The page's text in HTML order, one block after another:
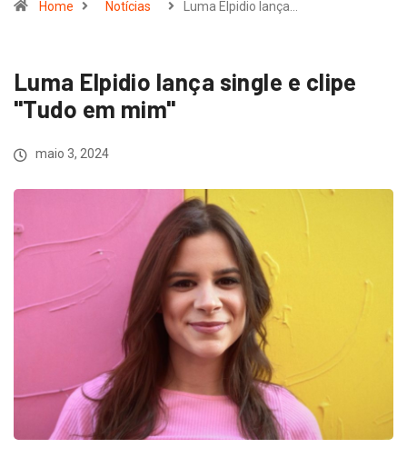
Home Notícias Luma Elpidio lança…
Luma Elpidio lança single e clipe
"Tudo em mim"
maio 3, 2024